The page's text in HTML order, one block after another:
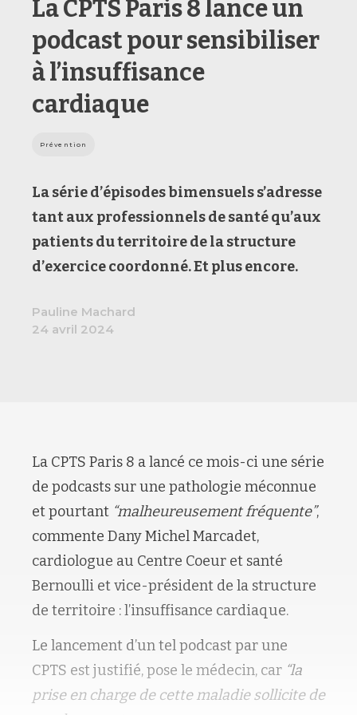
La CPTS Paris 8 lance un
podcast pour sensibiliser
à l’insuffisance
cardiaque
Prévention
La série d’épisodes bimensuels s’adresse
tant aux professionnels de santé qu’aux
patients du territoire de la structure
d’exercice coordonné. Et plus encore.
Pauline Machard
24 avril 2024
La CPTS Paris 8 a lancé ce mois-ci une série
de podcasts sur une pathologie méconnue
et pourtant “malheureusement fréquente”,
commente Dany Michel Marcadet,
cardiologue au Centre Coeur et santé
Bernoulli et vice-président de la structure
de territoire : l’insuffisance cardiaque.
Le lancement d’un tel podcast par une
CPTS est justifié, pose le médecin, car “la
prise en charge de cette maladie sollicite de